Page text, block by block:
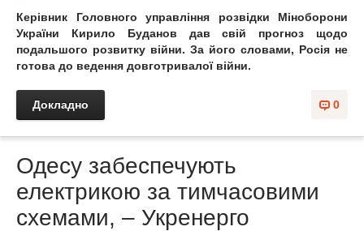
Керівник Головного управління розвідки Міноборони
України Кирило Буданов дав свій прогноз щодо
подальшого розвитку війни. За його словами, Росія не
готова до ведення довготривалої війни.
0
Докладно
Одесу забеспечують
електрикою за тимчасовими
схемами, – Укренерго